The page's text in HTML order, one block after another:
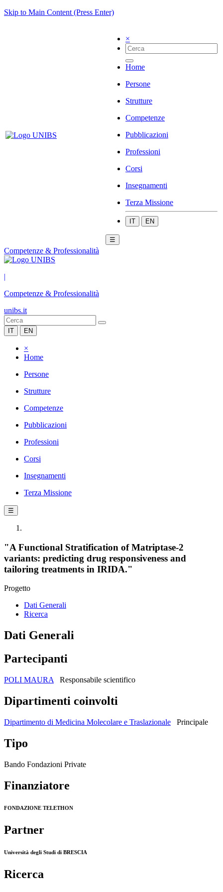
Skip to Main Content (Press Enter)
×
Home
Persone
Strutture
Competenze
Pubblicazioni
Professioni
Corsi
Insegnamenti
Terza Missione
IT EN
☰
Competenze & Professionalità
|
Competenze & Professionalità
unibs.it
IT EN
×
Home
Persone
Strutture
Competenze
Pubblicazioni
Professioni
Corsi
Insegnamenti
Terza Missione
☰
"A Functional Stratification of Matriptase-2
variants: predicting drug responsiveness and
tailoring treatments in IRIDA."
Progetto
Dati Generali
Ricerca
Dati Generali
Partecipanti
POLI MAURA Responsabile scientifico
Dipartimenti coinvolti
Dipartimento di Medicina Molecolare e Traslazionale Principale
Tipo
Bando Fondazioni Private
Finanziatore
FONDAZIONE TELETHON
Partner
Università degli Studi di BRESCIA
Ricerca